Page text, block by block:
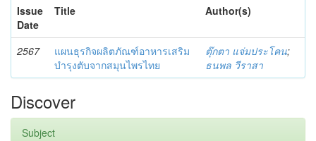
Issue
Date
Title Author(s)
2567
แผนธุรกิจผลิตภัณฑ์อาหารเสริม
บำรุงตับจากสมุนไพรไทย
ตุ๊กตา แจ่มประโคน;
ธนพล วีราสา
Discover
Subject